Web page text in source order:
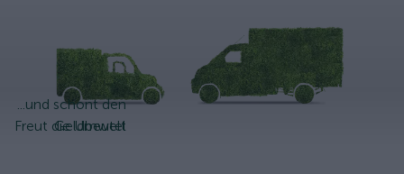
Freut die Umwelt
...und schont den
Geldbeutel